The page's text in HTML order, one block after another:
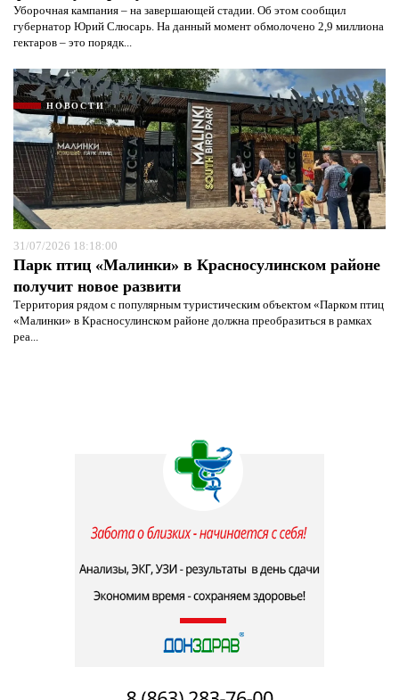
Уборочная кампания – на завершающей стадии. Об этом сообщил
губернатор Юрий Слюсарь. На данный момент обмолочено 2,9 миллиона
гектаров – это порядк...
НОВОСТИ
31/07/2026 18:18:00
Парк птиц «Малинки» в Красносулинском районе
получит новое развити
Территория рядом с популярным туристическим объектом «Парком птиц
«Малинки» в Красносулинском районе должна преобразиться в рамках
реа...